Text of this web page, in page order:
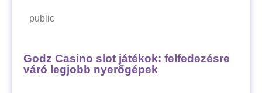
public
Godz Casino slot játékok: felfedezésre
váró legjobb nyerőgépek